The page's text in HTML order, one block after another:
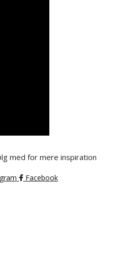
med for mere inspiration
Facebook